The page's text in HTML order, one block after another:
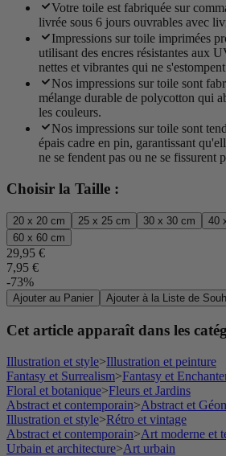
Votre toile est fabriquée sur
livrée sous 6 jours ouvrables avec
Impressions sur toile imprimées
utilisant des encres résistantes aux
nettes et vibrantes qui ne
Nos impressions sur toile sont
mélange durable de polycotton qui
les couleurs.
Nos impressions sur toile sont
épais cadre en pin, garantissant
ne se fendent pas ou ne se fissurent
Choisir la Taille :
20 x 20 cm 25 x 25 cm 30 x 30 cm 40
60 x 60 cm
29,95 €
7,95 €
-73%
Ajouter au Panier Ajouter à la Liste de
Cet article apparaît dans les
Illustration et style>Illustration et peinture
Fantasy et Surrealism>Fantasy et
Floral et botanique>Fleurs et Jardins
Abstract et contemporain>Abstract et
Illustration et style>Rétro et vintage
Abstract et contemporain>Art moderne et
Urbain et architecture>Art urbain